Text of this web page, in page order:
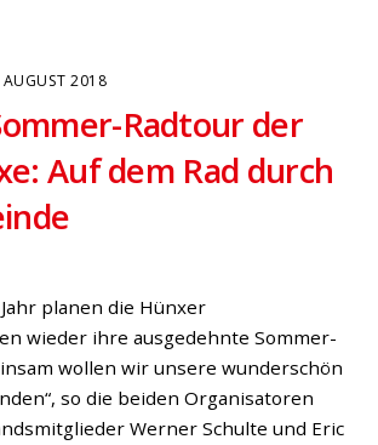
2018
Radtour der
Auf dem Rad durch
planen die Hünxer
wieder ihre ausgedehnte Sommer-
wollen wir unsere wunderschön
so die beiden Organisatoren
Werner Schulte und Eric